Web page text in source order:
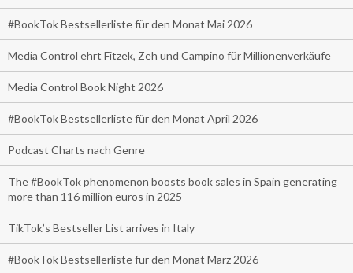
#BookTok Bestsellerliste für den Monat Mai 2026
Media Control ehrt Fitzek, Zeh und Campino für Millionenverkäufe
Media Control Book Night 2026
#BookTok Bestsellerliste für den Monat April 2026
Podcast Charts nach Genre
The #BookTok phenomenon boosts book sales in Spain generating
more than 116 million euros in 2025
TikTok’s Bestseller List arrives in Italy
#BookTok Bestsellerliste für den Monat März 2026